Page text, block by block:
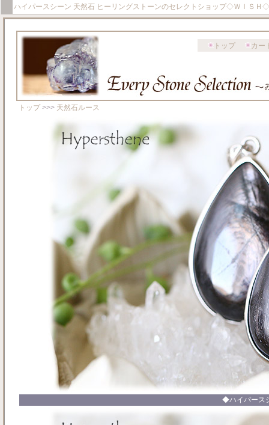
ハイパースシーン 天然石 ヒーリングストーンのセレクトショップ◇ＷＩＳＨ
トップ カー
トップ >>> 天然石ルース
◆ハイパース